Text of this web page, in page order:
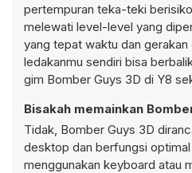
pertempuran teka-teki
melewati level-level yang
yang tepat waktu dan
ledakanmu sendiri bisa
gim Bomber Guys 3D di Y8
Bisakah memainkan
Tidak, Bomber Guys 3D
desktop dan berfungsi
menggunakan keyboard atau